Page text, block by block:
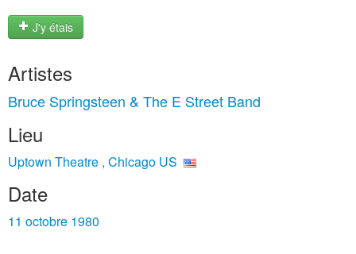
J'y étais
Artistes
Bruce Springsteen & The E Street Band
Lieu
Uptown Theatre , Chicago US
Date
11 octobre 1980